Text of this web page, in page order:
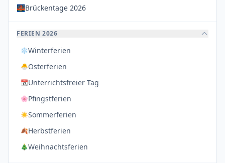
🌉Brückentage 2026
FERIEN 2026
❄️Winterferien
🐣Osterferien
📆Unterrichtsfreier Tag
🌸Pfingstferien
☀️Sommerferien
🍂Herbstferien
🎄Weihnachtsferien